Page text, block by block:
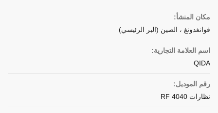
مكان المنشأ:
قوانغدونغ ، الصين (البر الرئيسي)
اسم العلامة التجارية:
QIDA
رقم الموديل:
نظارات RF 4040